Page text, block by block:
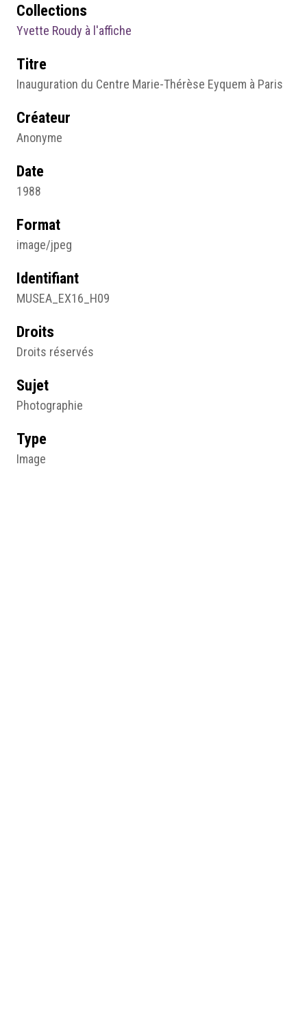
Collections
Yvette Roudy à l'affiche
Titre
Inauguration du Centre Marie-Thérèse Eyquem à Paris
Créateur
Anonyme
Date
1988
Format
image/jpeg
Identifiant
MUSEA_EX16_H09
Droits
Droits réservés
Sujet
Photographie
Type
Image